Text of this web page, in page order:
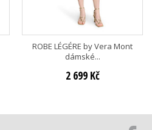
ROBE LÉGÉRE by Vera Mont
dámské...
2 699 Kč